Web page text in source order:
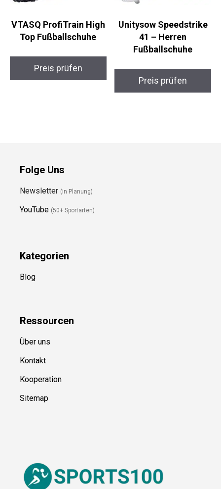
VTASQ ProfiTrain
High Top
Preis prüfen
Unitysow Speedstrike
41 – Herren
Fußballschuhe
Preis prüfen
Folge Uns
Newsletter (in Planung)
YouTube (50+ Sportarten)
Kategorien
Blog
Ressourcen
Über uns
Kontakt
Kooperation
Sitemap